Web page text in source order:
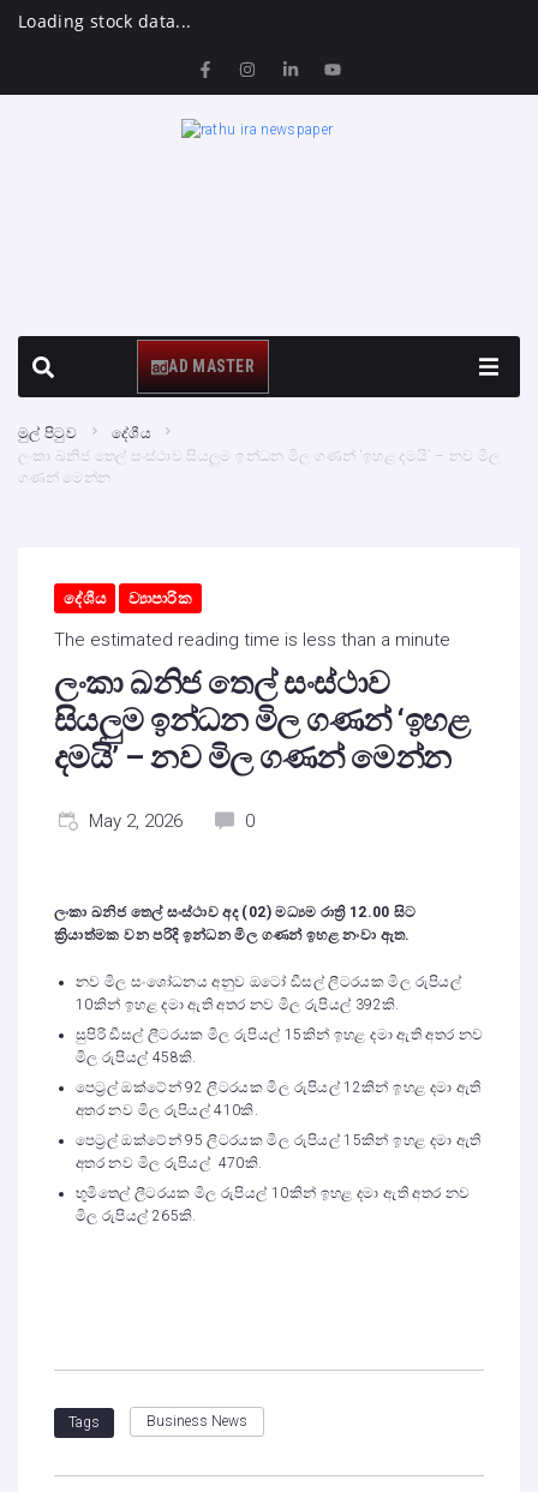
Loading stock data...
AD MASTER
මුල් පිටුව
දේශීය
ලංකා ඛනිජ තෙල් සංස්ථාව සියලුම ඉන්ධන මිල ගණන් ‘ඉහළ දමයි’ – නව මිල
ගණන් මෙන්න
දේශීය ව්‍යාපාරික
The estimated reading time is less than a minute
ලංකා ඛනිජ තෙල් සංස්ථාව
සියලුම ඉන්ධන මිල ගණන් ‘ඉහළ
දමයි’ – නව මිල ගණන් මෙන්න
May 2, 2026 0
‍ලංකා ඛනිජ තෙල් සංස්ථාව අද (02) මධ්‍යම රාත්‍රි 12.00 සිට
ක්‍රියාත්මක වන පරිදි ඉන්ධන මිල ගණන් ඉහළ නංවා ඇත.
නව මිල සංශෝධනය අනුව ඔටෝ ඩීසල් ලීටරයක මිල රුපියල්
10කින් ඉහළ දමා ඇති අතර නව මිල රුපියල් 392කි.
සුපිරි ඩීසල් ලීටරයක මිල රුපියල් 15කින් ඉහළ දමා ඇති අතර නව
මිල රුපියල් 458කි.
පෙට්‍රල් ඔක්ටේන් 92 ලීටරයක මිල රුපියල් 12කින් ඉහළ දමා ඇති
අතර නව මිල රුපියල් 410කි.
පෙට්‍රල් ඔක්ටේන් 95 ලීටරයක මිල රුපියල් 15කින් ඉහළ දමා ඇති
අතර නව මිල රුපියල් 470කි.
භූමිතෙල් ලීටරයක මිල රුපියල් 10කින් ඉහළ දමා ඇති අතර නව
මිල රුපියල් 265කි.
Tags Business News